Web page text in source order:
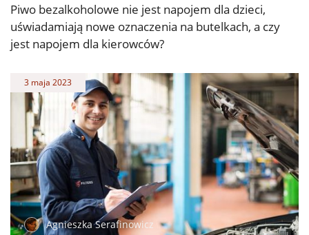
Piwo bezalkoholowe nie jest napojem dla dzieci,
uświadamiają nowe oznaczenia na butelkach, a czy
jest napojem dla kierowców?
3 maja 2023
Agnieszka Serafinowicz